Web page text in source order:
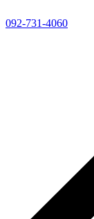
092-731-4060